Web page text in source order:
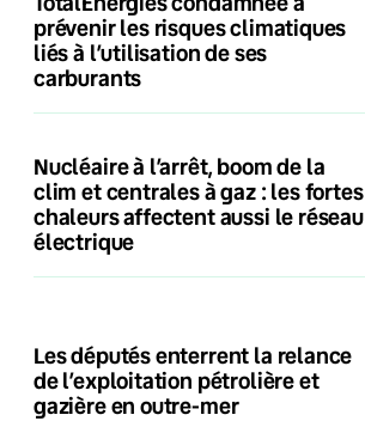
prévenir les risques climatiques
liés à l’utilisation de ses
carburants
Nucléaire à l’arrêt, boom de la
clim et centrales à gaz : les fortes
chaleurs affectent aussi le réseau
électrique
Les députés enterrent la relance
de l’exploitation pétrolière et
gazière en outre-mer